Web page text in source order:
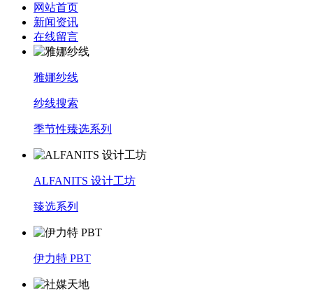
网站首页
新闻资讯
在线留言
雅娜纱线
纱线搜索
季节性臻选系列
ALFANITS 设计工坊
臻选系列
伊力特 PBT